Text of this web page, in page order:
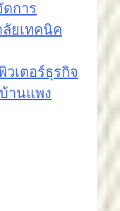
ดการ
ยเทคนิค
วเตอร์ธุรกิจ
านแพง